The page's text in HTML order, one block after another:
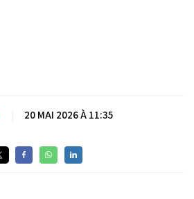
20 MAI 2026 À 11:35